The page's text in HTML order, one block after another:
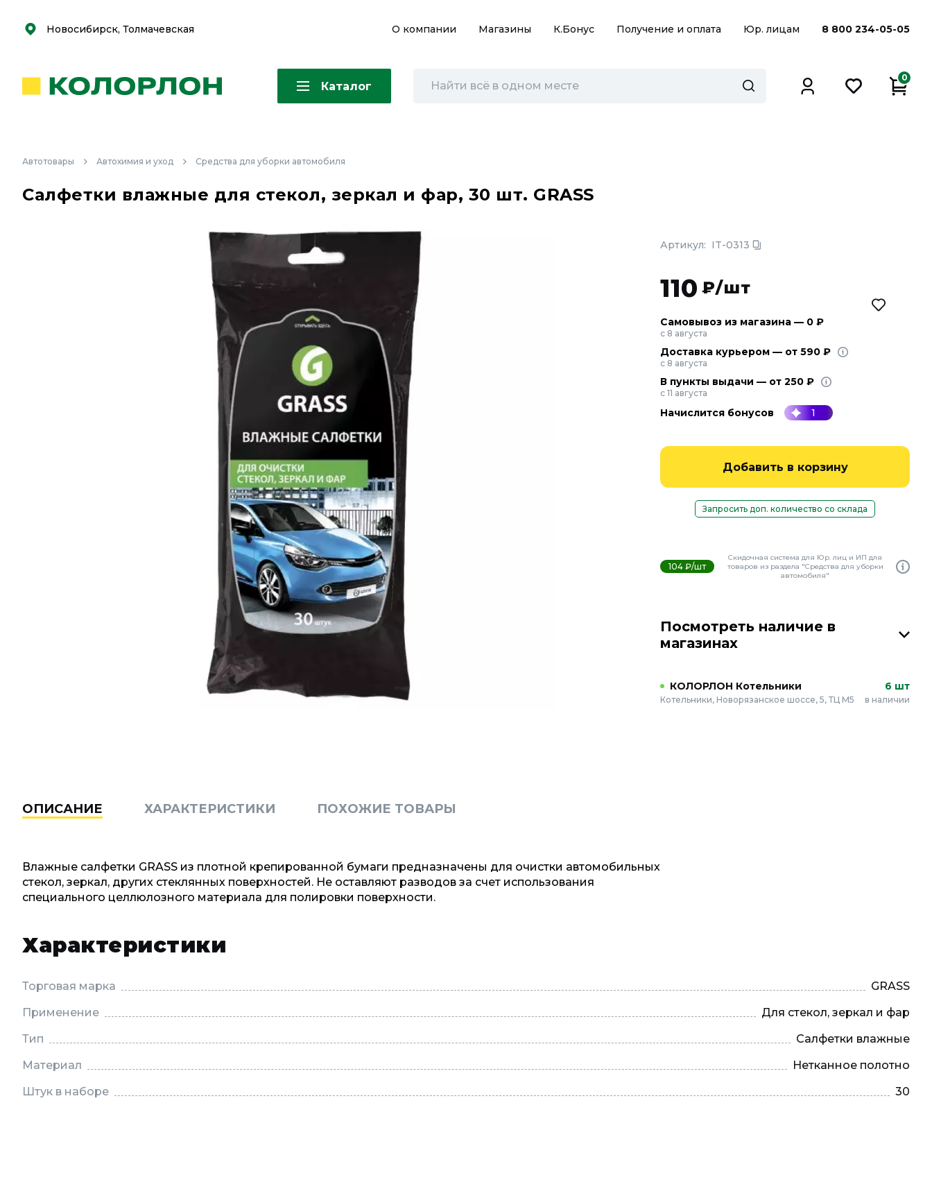
Скоро
Скоро
Новосибирск, Толмачевская О компании Магазины К.Бонус Получение и оплата Юр. лицам 8 800 234-05-05
Каталог
0
Автотовары Автохимия и уход Средства для уборки автомобиля
Салфетки влажные для стекол, зеркал и фар, 30 шт. GRASS
Артикул: IT-0313
110 ₽/шт
Самовывоз из магазина — 0 ₽
с 8 августа
Доставка курьером — от 590 ₽
с 8 августа
В пункты выдачи — от 250 ₽
с 11 августа
Начислится бонусов 1
Добавить в корзину
Запросить доп. количество со склада
104 ₽/шт
Скидочная система для Юр. лиц и ИП для
товаров из раздела "Средства для уборки
автомобиля"
Посмотреть наличие в
магазинах
КОЛОРЛОН Котельники
Котельники, Новорязанское шоссе, 5, ТЦ М5
6 шт
в наличии
ОПИСАНИЕ ХАРАКТЕРИСТИКИ ПОХОЖИЕ ТОВАРЫ
Влажные салфетки GRASS из плотной крепированной бумаги предназначены для очистки автомобильных
стекол, зеркал, других стеклянных поверхностей. Не оставляют разводов за счет использования
специального целлюлозного материала для полировки поверхности.
Характеристики
Торговая марка
GRASS
Применение
Для стекол, зеркал и фар
Тип
Салфетки влажные
Материал
Нетканное полотно
Штук в наборе
30